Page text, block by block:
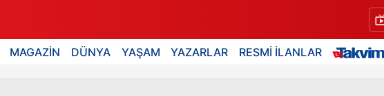
MAGAZİN DÜNYA YAŞAM YAZARLAR RESMİ İLANLAR